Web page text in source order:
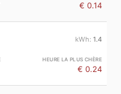
€ 0.14
1.4
€ 0.24